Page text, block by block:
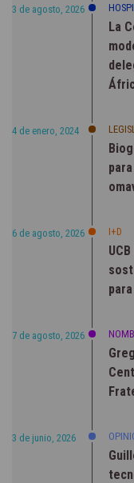
3 de agosto, 2026
La
4 de enero, 2024
6 de agosto, 2026 I+D
7 de agosto, 2026
3 de junio, 2026